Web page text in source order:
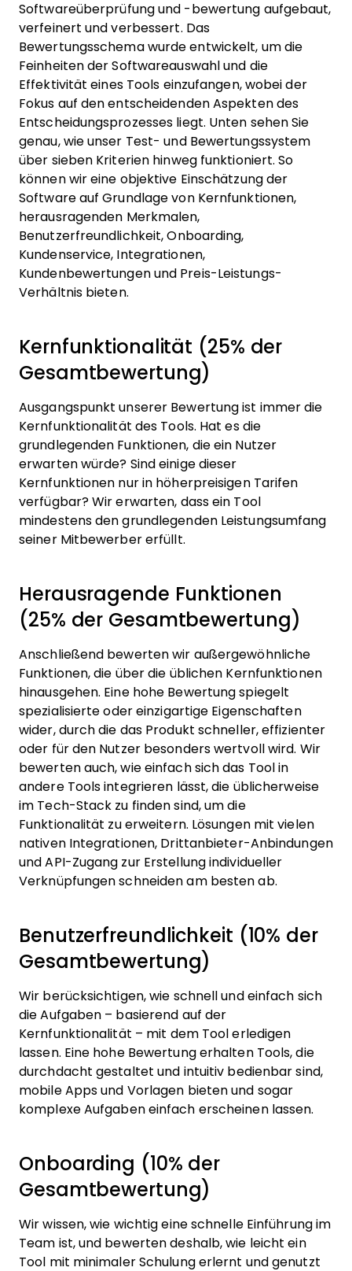
Softwareüberprüfung und -bewertung aufgebaut,
verfeinert und verbessert. Das
Bewertungsschema wurde entwickelt, um die
Feinheiten der Softwareauswahl und die
Effektivität eines Tools einzufangen, wobei der
Fokus auf den entscheidenden Aspekten des
Entscheidungsprozesses liegt. Unten sehen Sie
genau, wie unser Test- und Bewertungssystem
über sieben Kriterien hinweg funktioniert. So
können wir eine objektive Einschätzung der
Software auf Grundlage von Kernfunktionen,
herausragenden Merkmalen,
Benutzerfreundlichkeit, Onboarding,
Kundenservice, Integrationen,
Kundenbewertungen und Preis-Leistungs-
Verhältnis bieten.
Kernfunktionalität (25% der
Gesamtbewertung)
Ausgangspunkt unserer Bewertung ist immer die
Kernfunktionalität des Tools. Hat es die
grundlegenden Funktionen, die ein Nutzer
erwarten würde? Sind einige dieser
Kernfunktionen nur in höherpreisigen Tarifen
verfügbar? Wir erwarten, dass ein Tool
mindestens den grundlegenden Leistungsumfang
seiner Mitbewerber erfüllt.
Herausragende Funktionen
(25% der Gesamtbewertung)
Anschließend bewerten wir außergewöhnliche
Funktionen, die über die üblichen Kernfunktionen
hinausgehen. Eine hohe Bewertung spiegelt
spezialisierte oder einzigartige Eigenschaften
wider, durch die das Produkt schneller, effizienter
oder für den Nutzer besonders wertvoll wird. Wir
bewerten auch, wie einfach sich das Tool in
andere Tools integrieren lässt, die üblicherweise
im Tech-Stack zu finden sind, um die
Funktionalität zu erweitern. Lösungen mit vielen
nativen Integrationen, Drittanbieter-Anbindungen
und API-Zugang zur Erstellung individueller
Verknüpfungen schneiden am besten ab.
Benutzerfreundlichkeit (10% der
Gesamtbewertung)
Wir berücksichtigen, wie schnell und einfach sich
die Aufgaben – basierend auf der
Kernfunktionalität – mit dem Tool erledigen
lassen. Eine hohe Bewertung erhalten Tools, die
durchdacht gestaltet und intuitiv bedienbar sind,
mobile Apps und Vorlagen bieten und sogar
komplexe Aufgaben einfach erscheinen lassen.
Onboarding (10% der
Gesamtbewertung)
Wir wissen, wie wichtig eine schnelle Einführung im
Team ist, und bewerten deshalb, wie leicht ein
Tool mit minimaler Schulung erlernt und genutzt